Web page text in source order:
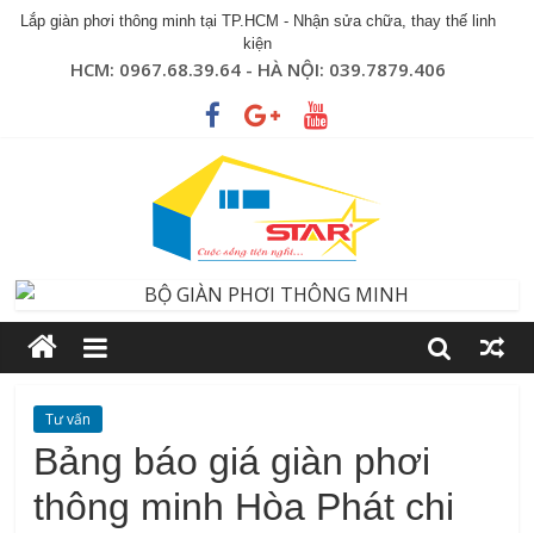
Lắp giàn phơi thông minh tại TP.HCM - Nhận sửa chữa, thay thế linh
kiện
HCM: 0967.68.39.64 - HÀ NỘI: 039.7879.406
Tư vấn
Bảng báo giá giàn phơi
thông minh Hòa Phát chi